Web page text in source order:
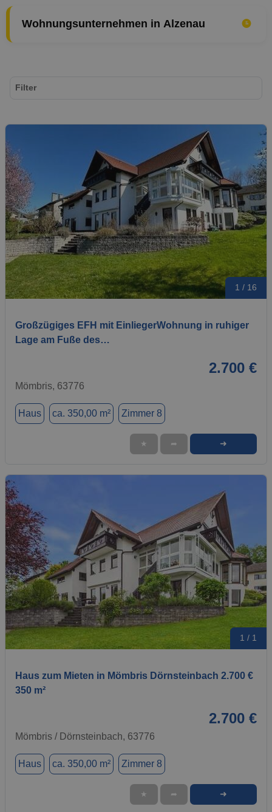
Wohnungsunternehmen in Alzenau
1 / 16
Großzügiges EFH mit EinliegerWohnung in ruhiger
Lage am Fuße des…
2.700 €
Mömbris, 63776
Haus ca. 350,00 m² Zimmer 8
★ ➦ ➜
1 / 1
Haus zum Mieten in Mömbris Dörnsteinbach 2.700 €
350 m²
2.700 €
Mömbris / Dörnsteinbach, 63776
Haus ca. 350,00 m² Zimmer 8
★ ➦ ➜
Filter